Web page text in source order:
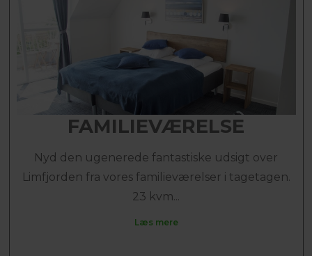
FAMILIEVÆRELSE
Nyd den ugenerede fantastiske udsigt over
Limfjorden fra vores familieværelser i tagetagen.
23 kvm...
Læs mere